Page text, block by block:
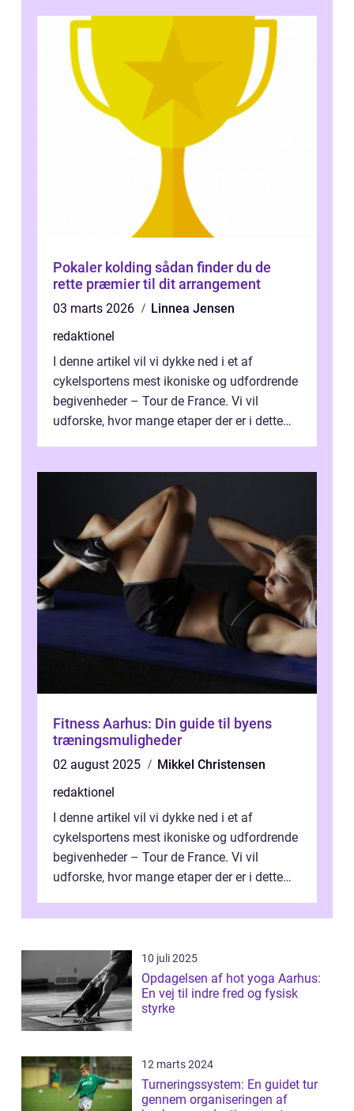
Pokaler kolding sådan finder du de
rette præmier til dit arrangement
03 marts 2026
Linnea Jensen
redaktionel
I denne artikel vil vi dykke ned i et af
cykelsportens mest ikoniske og udfordrende
begivenheder – Tour de France. Vi vil
udforske, hvor mange etaper der er i dette
Fitness Aarhus: Din guide til byens
træningsmuligheder
02 august 2025
Mikkel Christensen
redaktionel
I denne artikel vil vi dykke ned i et af
cykelsportens mest ikoniske og udfordrende
begivenheder – Tour de France. Vi vil
udforske, hvor mange etaper der er i dette
10 juli 2025
Opdagelsen af hot yoga Aarhus:
En vej til indre fred og fysisk
styrke
12 marts 2024
Turneringssystem: En guidet tur
gennem organiseringen af